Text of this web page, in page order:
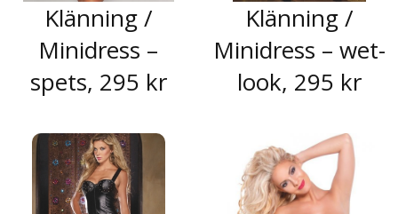
Klänning /
Minidress –
spets, 295 kr
Klänning /
Minidress – wet-
look, 295 kr